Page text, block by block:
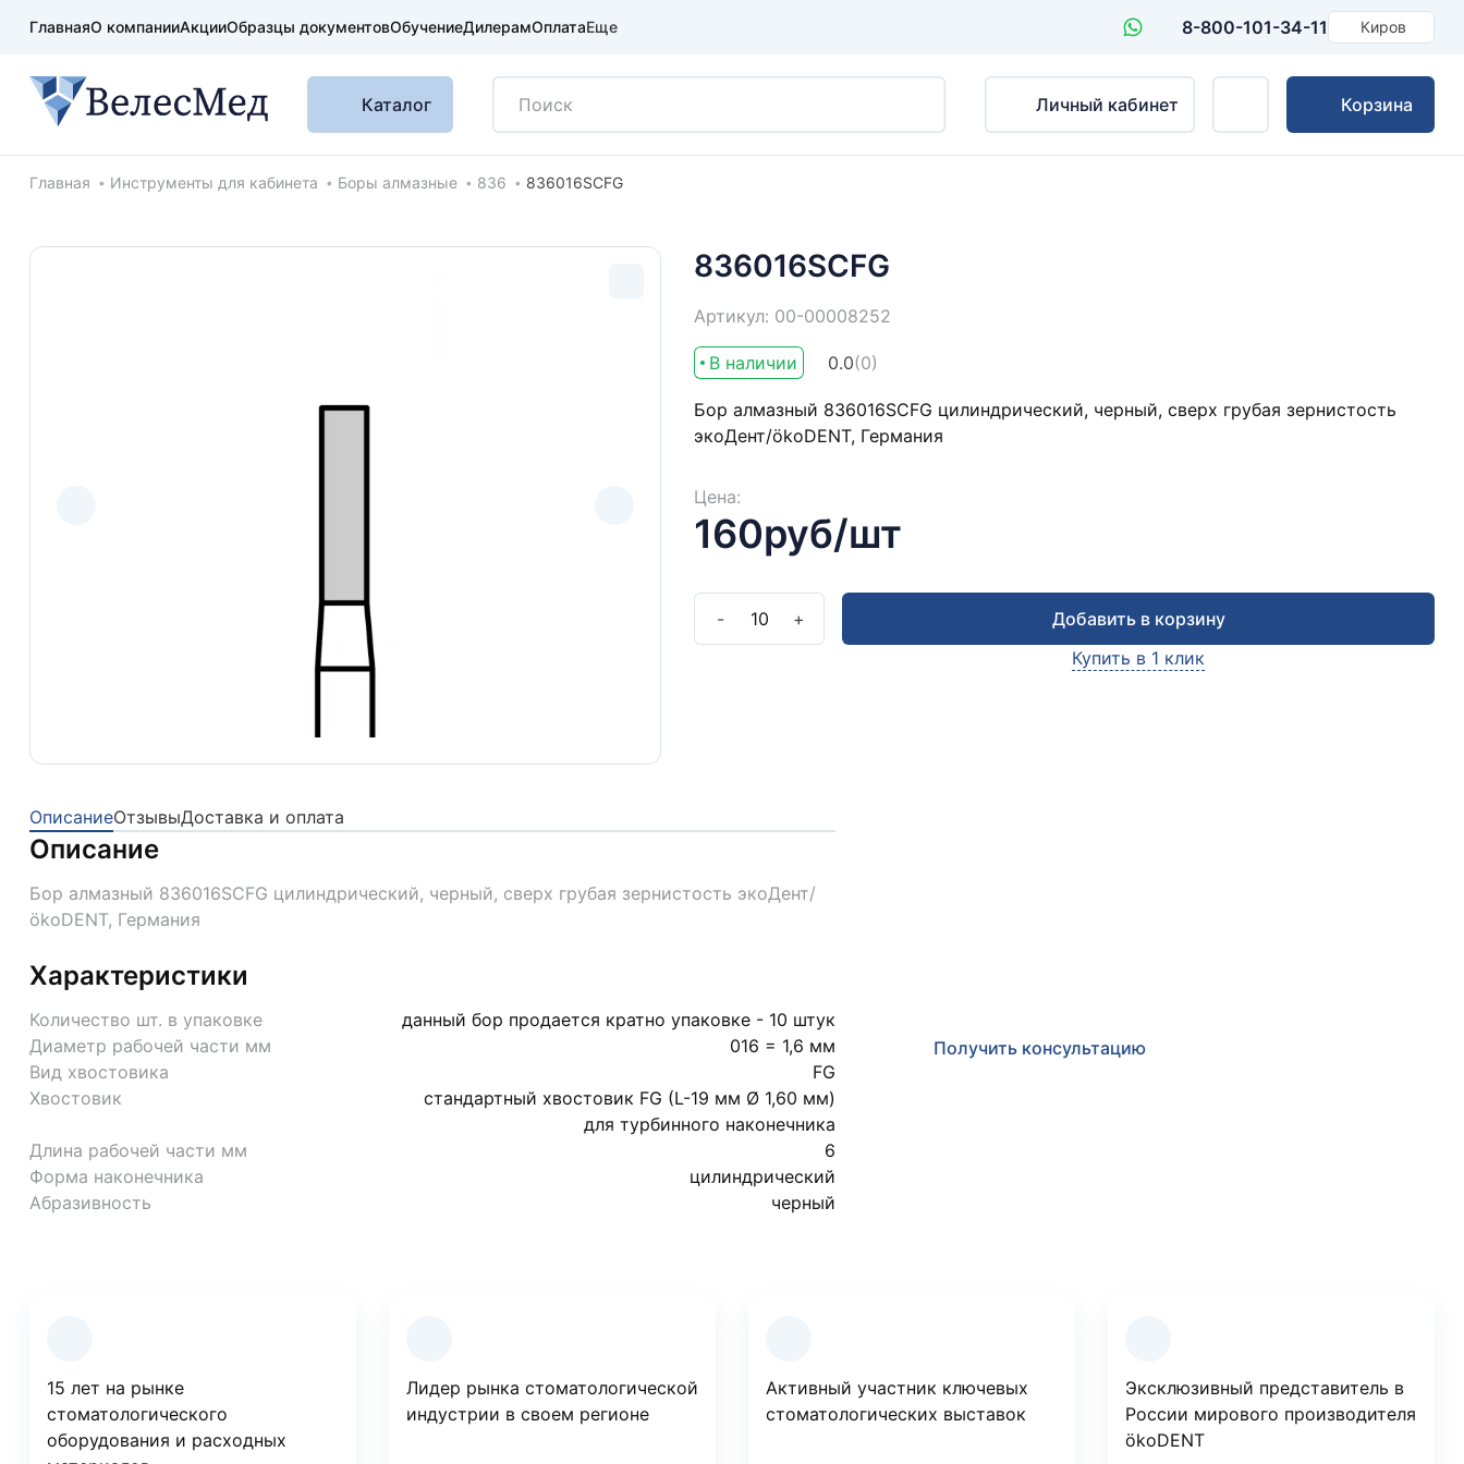
ГлавнаяО компанииАкцииОбразцы документовОбучениеДилерамОплатаЕще 8-800-101-34-11 Киров
Каталог Личный кабинет Корзина
Хлебные крошки
Главная Инструменты для кабинета Боры алмазные 836 836016SCFG
836016SCFG
Артикул: 00-00008252
В наличии 0.0(0)
Бор алмазный 836016SCFG цилиндрический, черный, сверх грубая зернистость
экоДент/ökoDENT, Германия
Цена:
160руб/шт
- 10 +
Добавить в корзину
Купить в 1 клик
ОписаниеОтзывыДоставка и оплата
Описание
Бор алмазный 836016SCFG цилиндрический, черный, сверх грубая зернистость экоДент/
ökoDENT, Германия
Характеристики
Количество шт. в упаковке
данный бор продается кратно упаковке - 10 штук
Диаметр рабочей части мм
016 = 1,6 мм
Вид хвостовика
FG
Хвостовик
стандартный хвостовик FG (L-19 мм Ø 1,60 мм)
для турбинного наконечника
Длина рабочей части мм
6
Форма наконечника
цилиндрический
Абразивность
черный
Получить консультацию
15 лет на рынке
стоматологического
оборудования и расходных
Лидер рынка стоматологической
индустрии в своем регионе
Активный участник ключевых
стоматологических выставок
Эксклюзивный представитель в
России мирового производителя
ökoDENT